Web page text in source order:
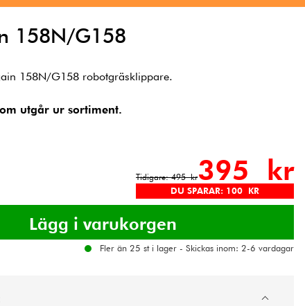
158N/G158
158N/G158 robotgräsklippare.
utgår ur sortiment.
Tidigare: 495 kr395 kr
DU SPARAR: 100 KR
Fler än 25 st i lager - Skickas inom: 2-6 vardagar